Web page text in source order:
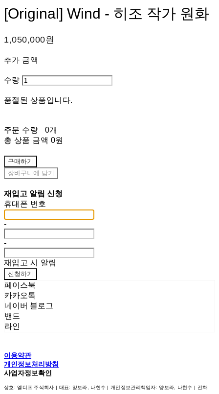
[Original] Wind - 히조 작가 원화
1,050,000원
추가 금액
수량
품절된 상품입니다.
주문 수량
0개
총 상품 금액 0원
구매하기
장바구니에 담기
재입고 알림 신청
휴대폰 번호
-
-
재입고 시 알림
신청하기
페이스북
카카오톡
네이버 블로그
밴드
라인
이용약관
개인정보처리방침
사업자정보확인
상호: 엘디프 주식회사 | 대표: 양보라, 나현수 | 개인정보관리책임자: 양보라, 나현수 | 전화: